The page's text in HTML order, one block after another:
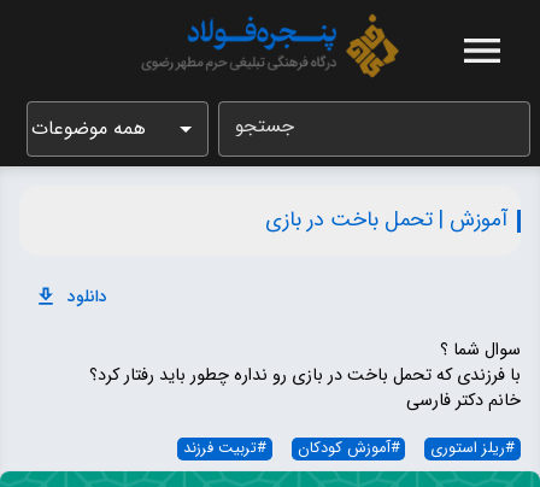
جستجو همه موضوعات
آموزش | تحمل باخت در بازی
دانلود
سوال شما ؟
با فرزندی که تحمل باخت در بازی رو نداره چطور باید رفتار کرد؟
خانم دکتر فارسی
#ریلز استوری #آموزش کودکان #تربیت فرزند